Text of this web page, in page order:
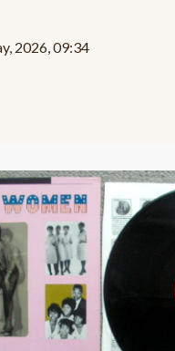
2026, 09:34